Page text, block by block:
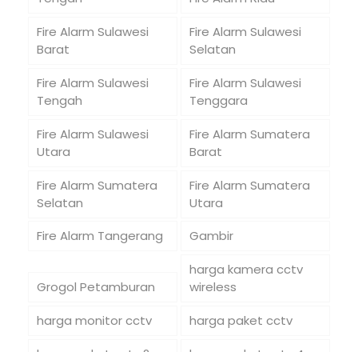
Fire Alarm Sulawesi
Barat
Fire Alarm Sulawesi
Selatan
Fire Alarm Sulawesi
Tengah
Fire Alarm Sulawesi
Tenggara
Fire Alarm Sulawesi
Utara
Fire Alarm Sumatera
Barat
Fire Alarm Sumatera
Selatan
Fire Alarm Sumatera
Utara
Fire Alarm Tangerang
Gambir
Grogol Petamburan
harga kamera cctv
wireless
harga monitor cctv
harga paket cctv